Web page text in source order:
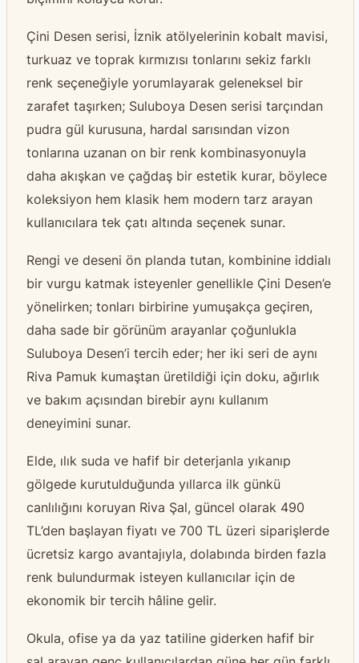
Çini Desen serisi, İznik atölyelerinin kobalt mavisi,
turkuaz ve toprak kırmızısı tonlarını sekiz farklı
renk seçeneğiyle yorumlayarak geleneksel bir
zarafet taşırken; Suluboya Desen serisi tarçından
pudra gül kurusuna, hardal sarısından vizon
tonlarına uzanan on bir renk kombinasyonuyla
daha akışkan ve çağdaş bir estetik kurar, böylece
koleksiyon hem klasik hem modern tarz arayan
kullanıcılara tek çatı altında seçenek sunar.
Rengi ve deseni ön planda tutan, kombinine iddialı
bir vurgu katmak isteyenler genellikle Çini Desen’e
yönelirken; tonları birbirine yumuşakça geçiren,
daha sade bir görünüm arayanlar çoğunlukla
Suluboya Desen’i tercih eder; her iki seri de aynı
Riva Pamuk kumaştan üretildiği için doku, ağırlık
ve bakım açısından birebir aynı kullanım
deneyimini sunar.
Elde, ılık suda ve hafif bir deterjanla yıkanıp
gölgede kurutulduğunda yıllarca ilk günkü
canlılığını koruyan Riva Şal, güncel olarak 490
TL’den başlayan fiyatı ve 700 TL üzeri siparişlerde
ücretsiz kargo avantajıyla, dolabında birden fazla
renk bulundurmak isteyen kullanıcılar için de
ekonomik bir tercih hâline gelir.
Okula, ofise ya da yaz tatiline giderken hafif bir